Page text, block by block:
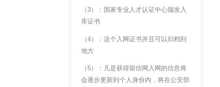
（3）：国家专业人才认证中心颁发入
库证书
（4）：这个入网证书并且可以归档到
地方
（5）：凡是获得留信网入网的信息将
会逐步更新到个人身份内，将在公安部